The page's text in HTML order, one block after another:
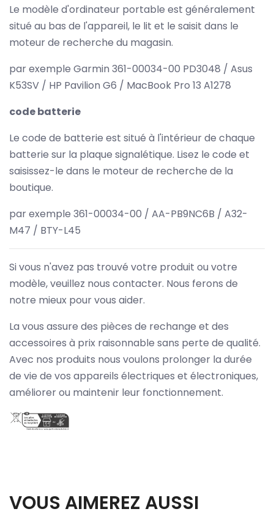
Le modèle d'ordinateur portable est généralement
situé au bas de l'appareil, le lit et le saisit dans le
moteur de recherche du magasin.
par exemple Garmin 361-00034-00 PD3048 / Asus
K53SV / HP Pavilion G6 / MacBook Pro 13 A1278
code batterie
Le code de batterie est situé à l'intérieur de chaque
batterie sur la plaque signalétique. Lisez le code et
saisissez-le dans le moteur de recherche de la
boutique.
par exemple 361-00034-00 / AA-PB9NC6B / A32-
M47 / BTY-L45
Si vous n'avez pas trouvé votre produit ou votre
modèle, veuillez nous contacter. Nous ferons de
notre mieux pour vous aider.
La vous assure des pièces de rechange et des
accessoires à prix raisonnable sans perte de qualité.
Avec nos produits nous voulons prolonger la durée
de vie de vos appareils électriques et électroniques,
améliorer ou maintenir leur fonctionnement.
VOUS AIMEREZ AUSSI